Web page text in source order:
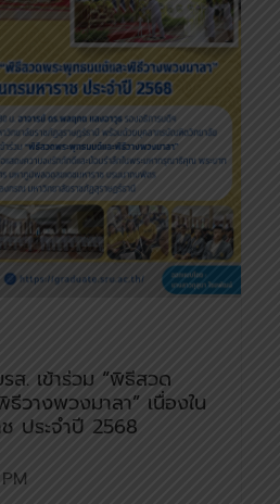
. เข้าร่วม “พิธีสวด
วางพวงมาลา” เนื่องใน
ประจำปี 2568